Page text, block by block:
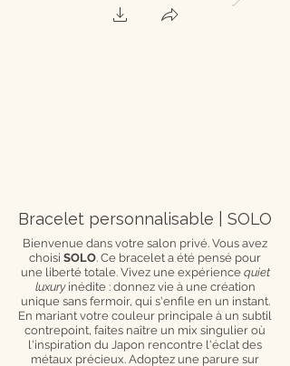
Bracelet personnalisable | SOLO
Bienvenue dans votre salon privé. Vous avez
choisi SOLO. Ce bracelet a été pensé pour
une liberté totale. Vivez une expérience quiet
luxuryinédite : donnez vie à une création
unique sans fermoir, qui s'enfile en un instant.
En mariant votre couleur principale à un subtil
contrepoint, faites naître un mix singulier où
l'inspiration du Japon rencontre l'éclat des
métaux précieux. Adoptez une parure sur